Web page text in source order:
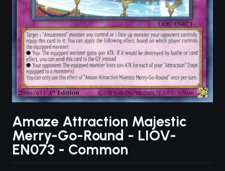
Amaze Attraction Majestic
Merry-Go-Round - LIOV-
EN073 - Common